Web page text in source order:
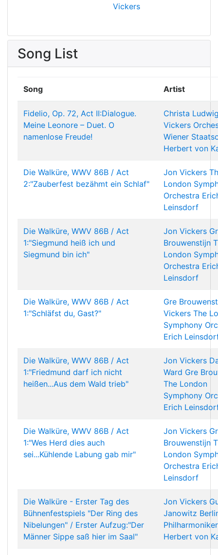
Vickers
Song List
Song Artist
Fidelio, Op. 72, Act II:Dialogue.
Meine Leonore – Duet. O
namenlose Freude!
Christa
Vickers
Wiener
Herbert von
Die Walküre, WWV 86B / Act
2:"Zauberfest bezähmt ein Schlaf"
Jon Vickers
London
Orchestra
Leinsdorf
Die Walküre, WWV 86B / Act
1:"Siegmund heiß ich und
Siegmund bin ich"
Jon Vickers
Brouwenstijn
London
Orchestra
Leinsdorf
Die Walküre, WWV 86B / Act
1:"Schläfst du, Gast?"
Gre
Vickers The
Symphony
Erich
Die Walküre, WWV 86B / Act
1:"Friedmund darf ich nicht
heißen...Aus dem Wald trieb"
Jon Vickers
Ward Gre
The London
Symphony
Erich
Die Walküre, WWV 86B / Act
1:"Wes Herd dies auch
sei...Kühlende Labung gab mir"
Jon Vickers
Brouwenstijn
London
Orchestra
Leinsdorf
Die Walküre - Erster Tag des
Bühnenfestspiels "Der Ring des
Nibelungen" / Erster Aufzug:"Der
Männer Sippe saß hier im Saal"
Jon Vickers
Janowitz
Philharmoniker
Herbert von